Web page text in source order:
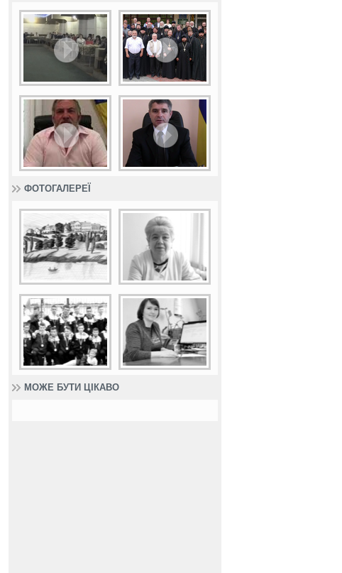
ФОТОГАЛЕРЕЇ
МОЖЕ БУТИ ЦІКАВО